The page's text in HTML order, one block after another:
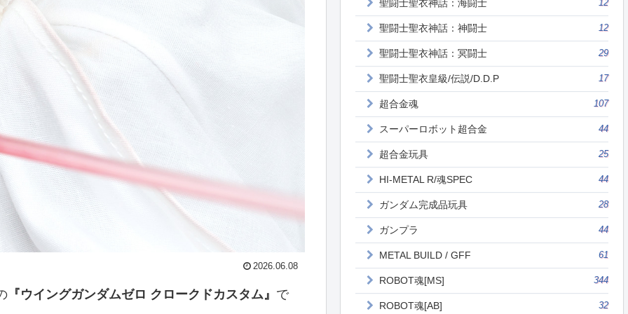
2026.06.08
『ウイングガンダムゼロ クロークドカスタム』 で
聖闘士聖衣神話：海闘士 12
聖闘士聖衣神話：神闘士 12
聖闘士聖衣神話：冥闘士 29
聖闘士聖衣皇級/伝説/D.D.P 17
超合金魂 107
スーパーロボット超合金 44
超合金玩具 25
HI-METAL R/魂SPEC 44
ガンダム完成品玩具 28
ガンプラ 44
METAL BUILD / GFF 61
ROBOT魂[MS] 344
ROBOT魂[AB] 32